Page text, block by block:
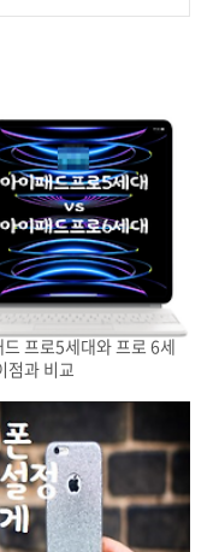
드 프로5세대와 프로 6세
점과 비교